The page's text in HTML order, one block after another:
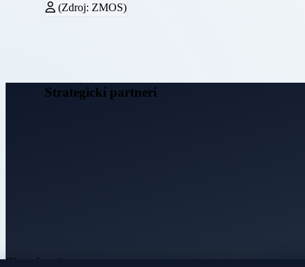
(Zdroj: ZMOS)
Strategickí partneri
Obecné noviny